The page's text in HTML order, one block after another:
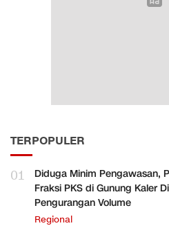
TERPOPULER
01
Diduga Minim Pengawasan,
Fraksi PKS di Gunung Kaler
Pengurangan Volume
Regional